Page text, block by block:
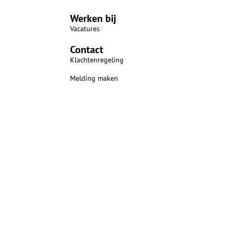
Werken bij
Vacatures
Contact
Klachtenregeling
Melding maken